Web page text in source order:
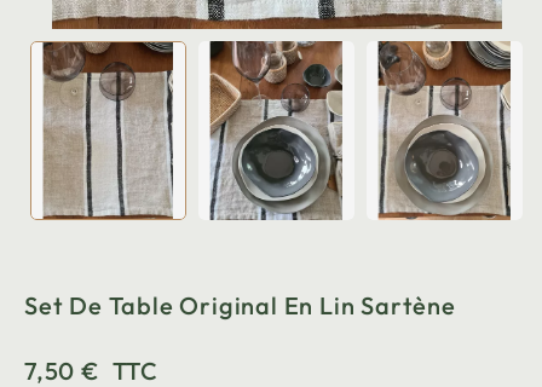
Set De Table Original En Lin Sartène
7,50 € TTC